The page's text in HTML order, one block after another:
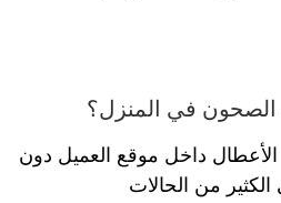
في المنزل؟
داخل موقع العميل دون
من الحالات